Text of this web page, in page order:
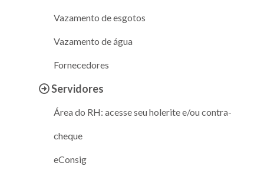
Vazamento de esgotos
Vazamento de água
Fornecedores
Servidores
Área do RH: acesse seu holerite e/ou contra-
cheque
eConsig